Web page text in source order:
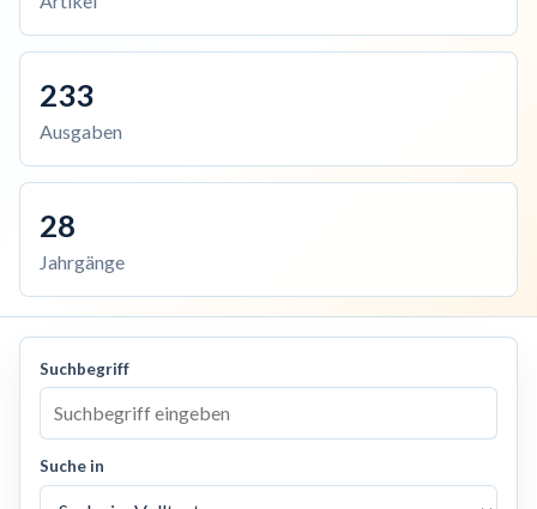
233
Ausgaben
28
Jahrgänge
Suchbegriff
Suche in